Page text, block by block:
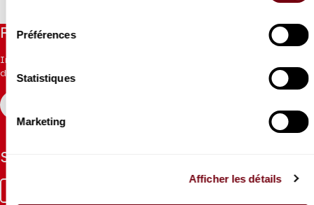
Préférences
Statistiques
Marketing
Afficher les détails
Restez informés
Inscrivez-vous à la newsletter pour recevoir les informations
du Théâtre.
Suivez-nous